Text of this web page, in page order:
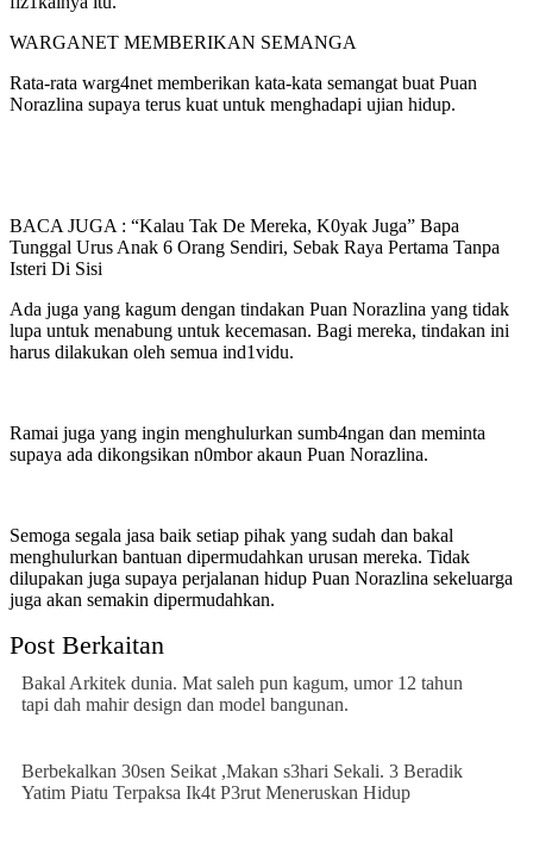
WARGANET MEMBERIKAN SEMANGA
Rata-rata warg4net memberikan kata-kata semangat buat Puan
Norazlina supaya terus kuat untuk menghadapi ujian hidup.
BACA JUGA : “Kalau Tak De Mereka, K0yak Juga” Bapa
Tunggal Urus Anak 6 Orang Sendiri, Sebak Raya Pertama Tanpa
Isteri Di Sisi
Ada juga yang kagum dengan tindakan Puan Norazlina yang tidak
lupa untuk menabung untuk kecemasan. Bagi mereka, tindakan ini
harus dilakukan oleh semua ind1vidu.
Ramai juga yang ingin menghulurkan sumb4ngan dan meminta
supaya ada dikongsikan n0mbor akaun Puan Norazlina.
Semoga segala jasa baik setiap pihak yang sudah dan bakal
menghulurkan bantuan dipermudahkan urusan mereka. Tidak
dilupakan juga supaya perjalanan hidup Puan Norazlina sekeluarga
juga akan semakin dipermudahkan.
Post Berkaitan
Bakal Arkitek dunia. Mat saleh pun kagum, umor 12 tahun
tapi dah mahir design dan model bangunan.
Berbekalkan 30sen Seikat ,Makan s3hari Sekali. 3 Beradik
Yatim Piatu Terpaksa Ik4t P3rut Meneruskan Hidup